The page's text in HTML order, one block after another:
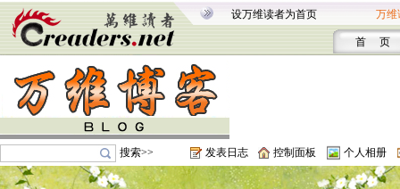
设万维读者为首页 万维
首 页
搜索>> 发表日志 控制面板 个人相册